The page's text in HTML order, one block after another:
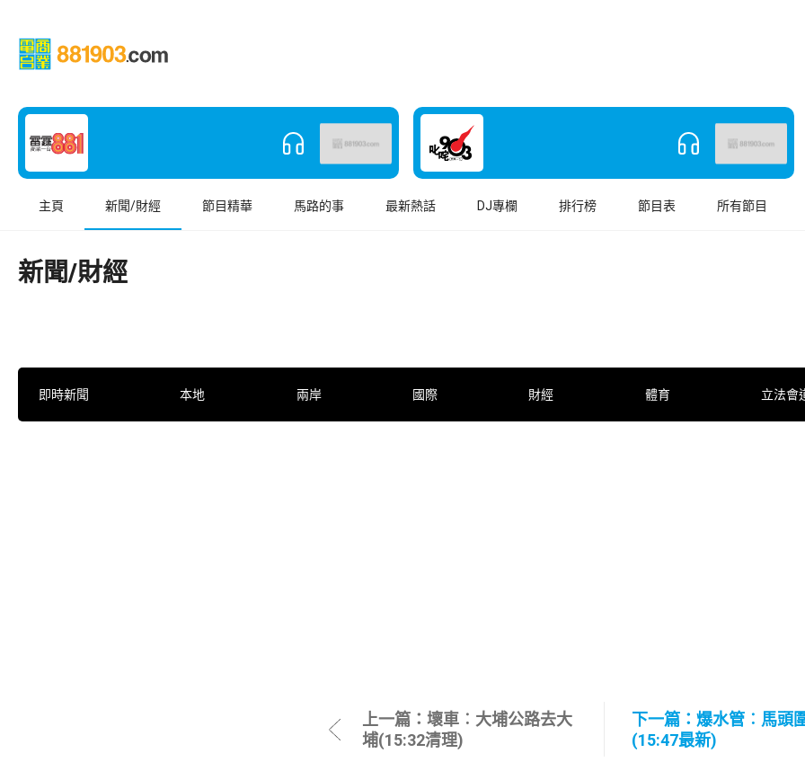
主頁 新聞/財經 節目精華 馬路的事 最新熱話 DJ專欄 排行榜 節目表 所有節目
新聞/財經
即時新聞 本地 兩岸 國際 財經 體育 立法會
上一篇：壞車︰大埔公路去大
埔(15:32清理)
下一篇：爆水管︰馬頭
(15:47最新)